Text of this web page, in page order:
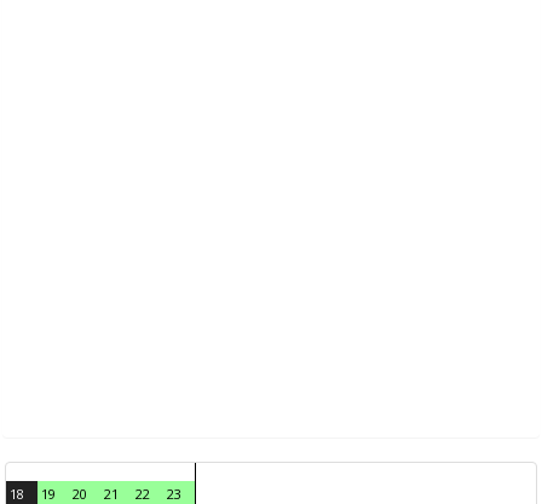
18 19 20 21 22
23